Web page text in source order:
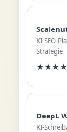
KI-SEO-
Strategie
DeepL
KI-